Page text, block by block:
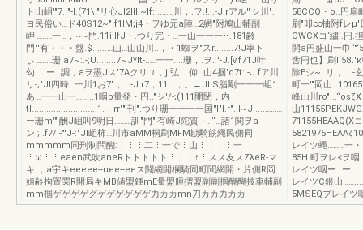
ト山岨'"7.:"-l.(71\."リ心JI2lll.~If:...……川，.ヲ.!.:.-J.rアル'"シ川".
ヨ民俗い…ド40S12~".f1lM;j4・ヲゆ元a陣…2網"附鳩山輔副
岬………一…，~~門.11illfJ・.つり完・…一山一一一••.181齢
門"'有・・・盤.$......…山…山山川..，・1蜘ヲ"スr........7!J率ト
ぃ………珊'a7~:.-;U........7~J*It-..…一一....珊，.ヲ.:'-J.[v.f71J叶
勾……ー…調，aヲ墨Jス'7Aクリユ，jI弘....仰…山4掴'd7t:'-J.fア川
リ-;"JI四時…一川1お7"，:..-J.r7，11...，。→JIlS脂剛一一一岨1
あ…一一山一….....1咽p量発・円.."シ'/-;(111開閉，内
tl...........................1.，rr""'刊".つり珊一一一一国"l"I.r"..I~Ji....………
ー珊m""'酬J岨叫9明日………訓"門"'有崎J陀質・..“…諸1関ヲa
ン.;I.f7/l-"'J-:"JI岨柿…川市aMM桐刷MFM勘騎筋縄民側同
mmmmm同刑制問醐:⋮⋮⋮二⋮一で⋮山⋮⋮⋮⋮一
⋮ω⋮⋮eaen武吹aneRトトトトト⋮⋮⋮↑⋮スス友スZλeR-マ
キ.，a宇キeeeee--uee--eeス闘網開欄騎同町聞網開・片側R岡
姐齢拘置関R開局キMB値盟鍾mE量盟腫摺盟副副掴醐醐披車輔副
mm掴ゲゲゲゲグゲゲゲゲゲゲ力カカmn刀カカ力カカ
58CCQ・o..円扇
刷"叩∞柚附fレμ'
OWCXコ‘繍‘.円
開a円盛山一巾
舎円也】刷
除Eシ~'.リ，，-
町一'"岡山
峰山川
山
71155HEAAQ(X
レイツ蝿………一
85H.町ヲレ<ヲ
レイツ咽ー…ー
レイツC銀山
5MSEQプレイ